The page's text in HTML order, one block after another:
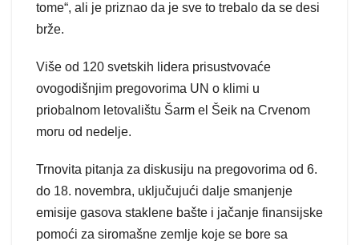
tome“, ali je priznao da je sve to trebalo da se desi
brže.
Više od 120 svetskih lidera prisustvovaće
ovogodišnjim pregovorima UN o klimi u
priobalnom letovalištu Šarm el Šeik na Crvenom
moru od nedelje.
Trnovita pitanja za diskusiju na pregovorima od 6.
do 18. novembra, uključujući dalje smanjenje
emisije gasova staklene bašte i jačanje finansijske
pomoći za siromašne zemlje koje se bore sa